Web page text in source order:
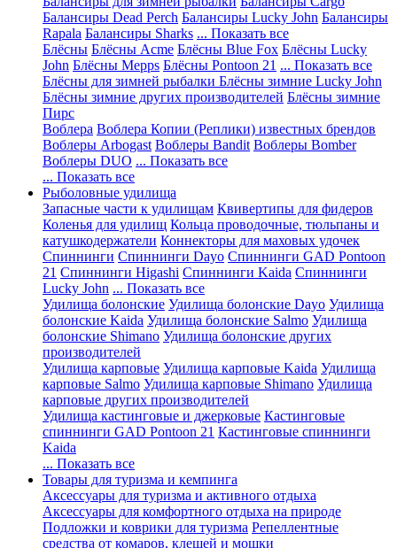
Балансиры Dead Perch Балансиры Lucky John Балансиры
Rapala Балансиры Sharks ... Показать все
Блёсны Блёсны Acme Блёсны Blue Fox Блёсны Lucky
John Блёсны Mepps Блёсны Pontoon 21 ... Показать все
Блёсны для зимней рыбалки Блёсны зимние Lucky John
Блёсны зимние других производителей Блёсны зимние
Пирс
Воблера Воблера Копии (Реплики) известных брендов
Воблеры Arbogast Воблеры Bandit Воблеры Bomber
Воблеры DUO ... Показать все
... Показать все
Рыболовные удилища
Запасные части к удилищам Квивертипы для фидеров
Коленья для удилищ Кольца проводочные, тюльпаны и
катушкодержатели Коннекторы для маховых удочек
Спиннинги Спиннинги Dayo Спиннинги GAD Pontoon
21 Спиннинги Higashi Спиннинги Kaida Спиннинги
Lucky John ... Показать все
Удилища болонские Удилища болонские Dayo Удилища
болонские Kaida Удилища болонские Salmo Удилища
болонские Shimano Удилища болонские других
производителей
Удилища карповые Удилища карповые Kaida Удилища
карповые Salmo Удилища карповые Shimano Удилища
карповые других производителей
Удилища кастинговые и джерковые Кастинговые
спиннинги GAD Pontoon 21 Кастинговые спиннинги
Kaida
... Показать все
Товары для туризма и кемпинга
Аксессуары для туризма и активного отдыха
Аксессуары для комфортного отдыха на природе
Подложки и коврики для туризма Репеллентные
средства от комаров, клещей и мошки